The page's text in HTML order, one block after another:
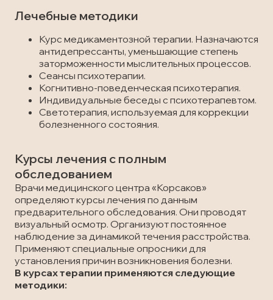
Лечебные методики
Курс медикаментозной терапии. Назначаются
антидепрессанты, уменьшающие степень
заторможенности мыслительных процессов.
Сеансы психотерапии.
Когнитивно-поведенческая психотерапия.
Индивидуальные беседы с психотерапевтом.
Светотерапия, используемая для коррекции
болезненного состояния.
Курсы лечения с полным
обследованием
Врачи медицинского центра «Корсаков»
определяют курсы лечения по данным
предварительного обследования. Они проводят
визуальный осмотр. Организуют постоянное
наблюдение за динамикой течения расстройства.
Применяют специальные опросники для
установления причин возникновения болезни.
В курсах терапии применяются следующие
методики: